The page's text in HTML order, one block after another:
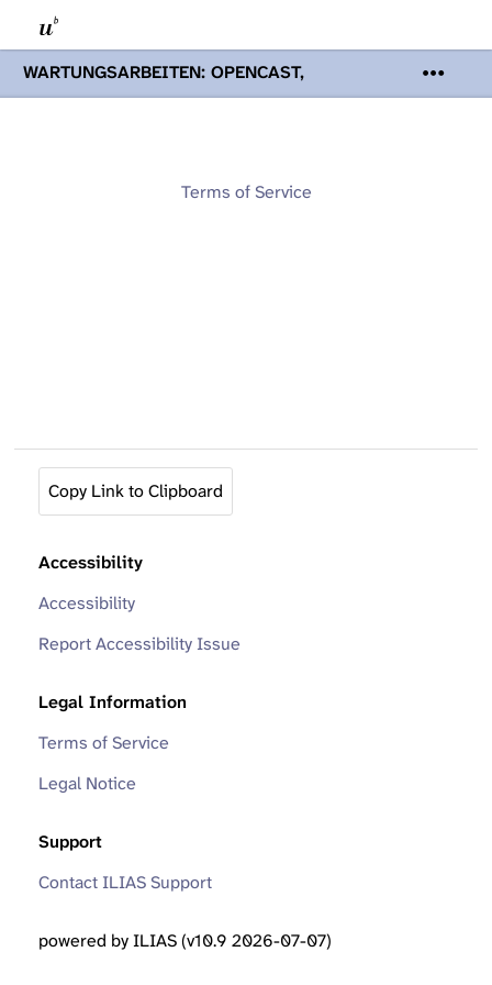
WARTUNGSARBEITEN: OPENCAST,
PODCASTS & TOBIRA
Mi 19. August
Opencast-Videos und Tobira nicht zur
Terms of Service
Copy Link to Clipboard
Accessibility
Accessibility
Report Accessibility Issue
Legal Information
Terms of Service
Legal Notice
Support
Contact ILIAS Support
powered by ILIAS (v10.9 2026-07-07)